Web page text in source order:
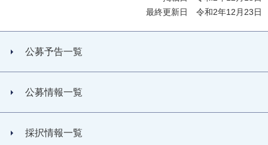
最終更新日 令和2年12月23日
公募予告一覧
公募情報一覧
採択情報一覧